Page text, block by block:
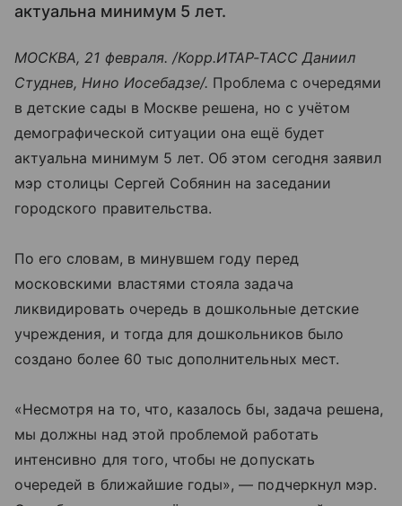
актуальна минимум 5 лет.
МОСКВА, 21 февраля. /Корр.ИТАР-ТАСС Даниил
Студнев, Нино Иосебадзе/. Проблема с очередями
в детские сады в Москве решена, но с учётом
демографической ситуации она ещё будет
актуальна минимум 5 лет. Об этом сегодня заявил
мэр столицы Сергей Собянин на заседании
городского правительства.
По его словам, в минувшем году перед
московскими властями стояла задача
ликвидировать очередь в дошкольные детские
учреждения, и тогда для дошкольников было
создано более 60 тыс дополнительных мест.
«Несмотря на то, что, казалось бы, задача решена,
мы должны над этой проблемой работать
интенсивно для того, чтобы не допускать
очередей в ближайшие годы», — подчеркнул мэр.